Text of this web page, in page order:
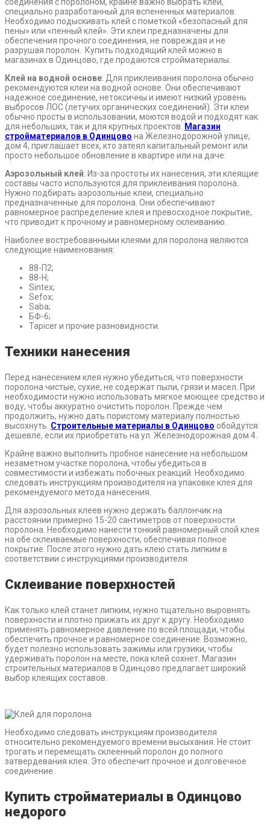
специально разработанный для вспененных материалов.
Необходимо подыскивать клей с пометкой «безопасный для
пены» или «пенный клей». Эти клеи предназначены для
обеспечения прочного соединения, не повреждая и не
разрушая поролон. Купить подходящий клей можно в
магазинах в Одинцово, где продаются стройматериалы.
Клей на водной основе: Для приклеивания поролона обычно
рекомендуются клеи на водной основе. Они обеспечивают
надежное соединение, нетоксичны и имеют низкий уровень
выбросов ЛОС (летучих органических соединений). Эти клеи
обычно просты в использовании, моются водой и подходят как
для небольших, так и для крупных проектов.
Магазин
стройматериалов в Одинцово на Железнодорожной улице,
дом 4, приглашает всех, кто затеял капитальный ремонт или
просто небольшое обновление в квартире или на даче.
Аэрозольный клей: Из-за простоты их нанесения, эти клеящие
составы часто используются для приклеивания поролона.
Нужно подбирать аэрозольные клеи, специально
предназначенные для поролона. Они обеспечивают
равномерное распределение клея и превосходное покрытие,
что приводит к прочному и равномерному склеиванию.
Наиболее востребованными клеями для поролона являются
следующие наименования:
88-П2;
88-Н;
Sintex;
Sefox;
Saba;
БФ-6;
Tapicer и прочие разновидности.
Техники нанесения
Перед нанесением клея нужно убедиться, что поверхности
поролона чистые, сухие, не содержат пыли, грязи и масел. При
необходимости нужно использовать мягкое моющее средство и
воду, чтобы аккуратно очистить поролон. Прежде чем
продолжить, нужно дать пористому материалу полностью
высохнуть. Строительные материалы в Одинцово обойдутся
дешевле, если их приобретать на ул. Железнодорожная дом 4.
Крайне важно выполнить пробное нанесение на небольшом
незаметном участке поролона, чтобы убедиться в
совместимости и избежать побочных реакций. Необходимо
следовать инструкциям производителя на упаковке клея для
рекомендуемого метода нанесения.
Для аэрозольных клеев нужно держать баллончик на
расстоянии примерно 15-20 сантиметров от поверхности
поролона. Необходимо нанести тонкий равномерный слой клея
на обе склеиваемые поверхности, обеспечивая полное
покрытие. После этого нужно дать клею стать липким в
соответствии с инструкциями производителя.
Склеивание поверхностей
Как только клей станет липким, нужно тщательно выровнять
поверхности и плотно прижать их друг к другу. Необходимо
применять равномерное давление по всей площади, чтобы
обеспечить прочное и равномерное соединение. Возможно,
будет полезно использовать зажимы или грузики, чтобы
удерживать поролон на месте, пока клей сохнет. Магазин
строительных материалов в Одинцово предлагает широкий
выбор клеящих составов.
Необходимо следовать инструкциям производителя
относительно рекомендуемого времени высыхания. Не стоит
трогать и перемещать склеенный поролон до полного
затвердевания клея. Это обеспечит прочное и долговечное
соединение.
Купить стройматериалы в Одинцово
недорого